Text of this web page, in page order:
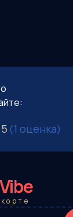
5 (1 оценка)